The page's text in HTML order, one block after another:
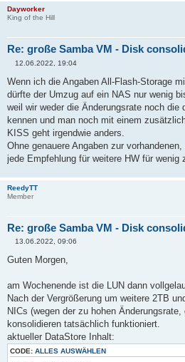
Dayworker
King of the Hill
Re: große Samba VM - Disk
e
t
a
g
12.06.2022, 19:04
Wenn ich die Angaben All-Flash-Storage
dürfte der Umzug auf ein NAS nur wenig
weil wir weder die Änderungsrate noch die
kennen und man noch mit einem
KISS geht irgendwie anders.
Ohne genauere Angaben zur
jede Empfehlung für weitere HW für wenig
ReedyTT
Member
Re: große Samba VM - Disk
e
i
r
a
g
13.06.2022, 09:06
Guten Morgen,
am Wochenende ist die LUN dann
Nach der Vergrößerung um weitere 2TB
NICs (wegen der zu hohen
konsolidieren tatsächlich funktioniert.
aktueller DataStore Inhalt:
CODE: ALLES AUSWÄHLEN